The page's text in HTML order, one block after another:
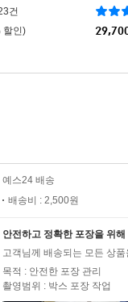
건
할인)
예스24 배송
배송비 : 2,500원
안전하고 정확한 포장을 위
고객님께 배송되는 모든 상
목적 : 안전한 포장 관리
촬영범위 : 박스 포장 작업